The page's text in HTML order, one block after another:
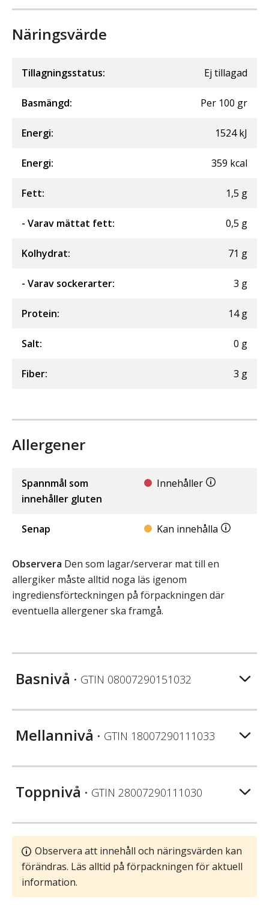
Näringsvärde
Tillagningsstatus: Ej tillagad
Basmängd: Per 100 gr
Energi: 1524 kJ
Energi: 359 kcal
Fett: 1,5 g
- Varav mättat fett: 0,5 g
Kolhydrat: 71 g
- Varav sockerarter: 3 g
Protein: 14 g
Salt: 0 g
Fiber: 3 g
Allergener
Spannmål som
innehåller gluten
Innehåller
Senap Kan innehålla
Observera Den som lagar/serverar mat till en
allergiker måste alltid noga läs igenom
ingrediensförteckningen på förpackningen där
eventuella allergener ska framgå.
Basnivå • GTIN 08007290151032
Mellannivå • GTIN 18007290111033
Toppnivå • GTIN 28007290111030
Observera att innehåll och näringsvärden kan
förändras. Läs alltid på förpackningen för aktuell
information.